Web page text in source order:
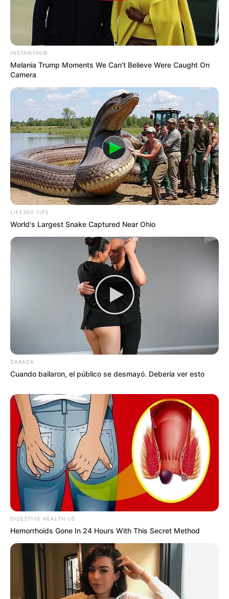
INSTANTHUB
Melania Trump Moments We Can't Believe Were Caught On
Camera
LIFE360 TIPS
World's Largest Snake Captured Near Ohio
DARADA
Cuando bailaron, el público se desmayó. Debería ver esto
DIGESTIVE HEALTH US
Hemorrhoids Gone In 24 Hours With This Secret Method